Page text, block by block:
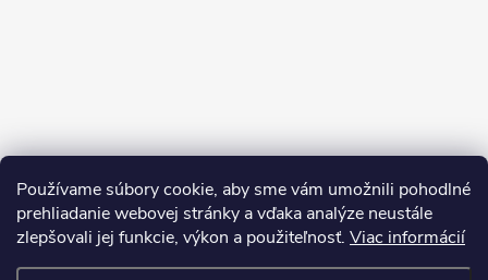
Používame súbory cookie, aby sme vám umožnili pohodlné
prehliadanie webovej stránky a vďaka analýze neustále
zlepšovali jej funkcie, výkon a použiteľnosť. Viac informácií